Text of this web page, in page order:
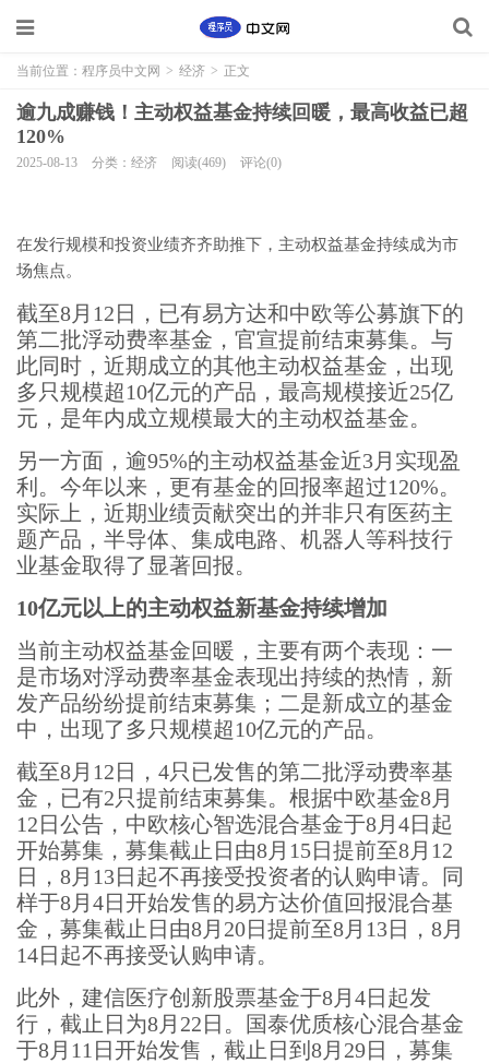
当前位置： 程序员中文网 > 经济 > 正文
逾九成赚钱！主动权益基金持续回暖，最高收益已超
120%
2025-08-13 分类：经济 阅读(469) 评论(0)
在发行规模和投资业绩齐齐助推下，主动权益基金持续成为市
场焦点。
截至8月12日，已有易方达和中欧等公募旗下的
第二批浮动费率基金，官宣提前结束募集。与
此同时，近期成立的其他主动权益基金，出现
多只规模超10亿元的产品，最高规模接近25亿
元，是年内成立规模最大的主动权益基金。
另一方面，逾95%的主动权益基金近3月实现盈
利。今年以来，更有基金的回报率超过120%。
实际上，近期业绩贡献突出的并非只有医药主
题产品，半导体、集成电路、机器人等科技行
业基金取得了显著回报。
10亿元以上的主动权益新基金持续增加
当前主动权益基金回暖，主要有两个表现：一
是市场对浮动费率基金表现出持续的热情，新
发产品纷纷提前结束募集；二是新成立的基金
中，出现了多只规模超10亿元的产品。
截至8月12日，4只已发售的第二批浮动费率基
金，已有2只提前结束募集。根据中欧基金8月
12日公告，中欧核心智选混合基金于8月4日起
开始募集，募集截止日由8月15日提前至8月12
日，8月13日起不再接受投资者的认购申请。同
样于8月4日开始发售的易方达价值回报混合基
金，募集截止日由8月20日提前至8月13日，8月
14日起不再接受认购申请。
此外，建信医疗创新股票基金于8月4日起发
行，截止日为8月22日。国泰优质核心混合基金
于8月11日开始发售，截止日到8月29日，募集